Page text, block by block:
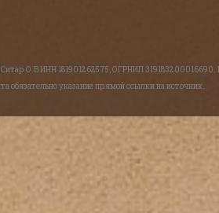
О.В ИНН 181901262575, ОГРНИП 319183200016690.
обязательно указание прямой ссылки на источник.